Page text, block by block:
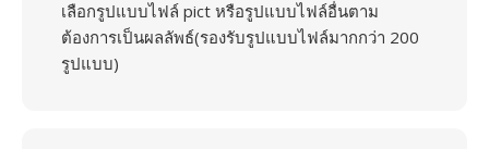
เลือกรูปแบบไฟล์ pict หรือรูปแบบไฟล์อื่นตาม
ต้องการเป็นผลลัพธ์(รองรับรูปแบบไฟล์มากกว่า 200
รูปแบบ)